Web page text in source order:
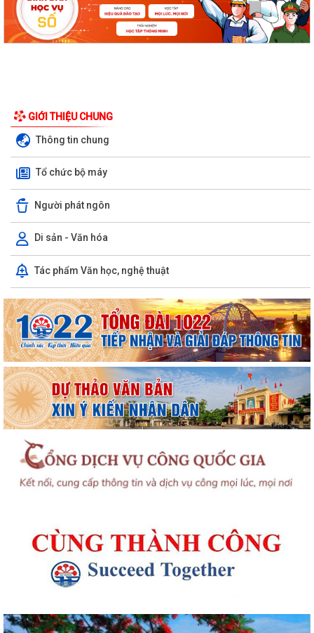
GIỚI THIỆU CHUNG
Thông tin chung
Tổ chức bộ máy
Người phát ngôn
Di sản - Văn hóa
Tác phẩm Văn học, nghệ thuật